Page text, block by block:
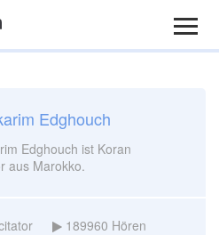
Edghouch
Edghouch ist Koran
aus Marokko.
189960 Hören